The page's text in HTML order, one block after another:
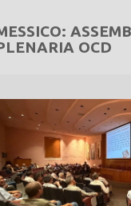
OCD